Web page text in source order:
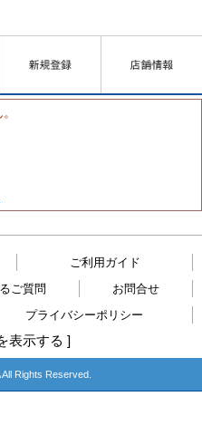
ご利用ガイド
ご質問
お問合せ
プライバシーポリシー
表示する ]
Rights Reserved.